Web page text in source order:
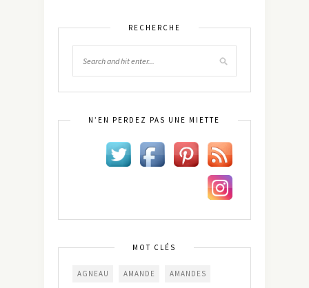
RECHERCHE
N’EN PERDEZ PAS UNE MIETTE
MOT CLÉS
AGNEAU AMANDE AMANDES